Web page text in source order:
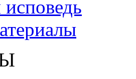
исповедь